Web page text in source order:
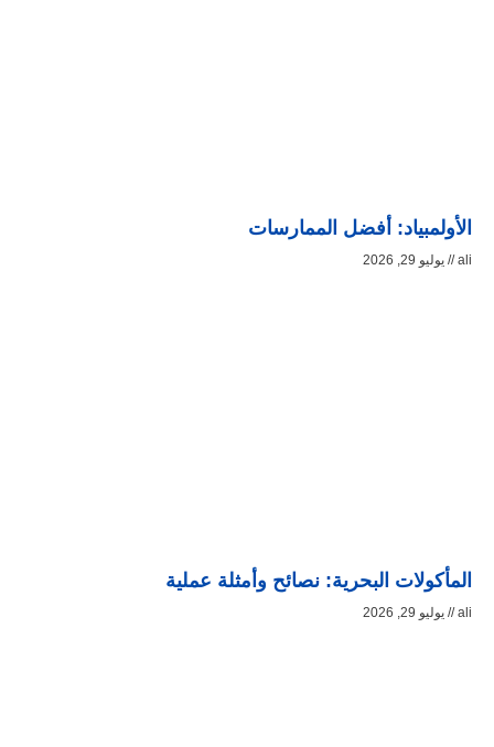
الأولمبياد: أفضل الممارسات
ali يوليو 29, 2026
المأكولات البحرية: نصائح وأمثلة عملية
ali يوليو 29, 2026